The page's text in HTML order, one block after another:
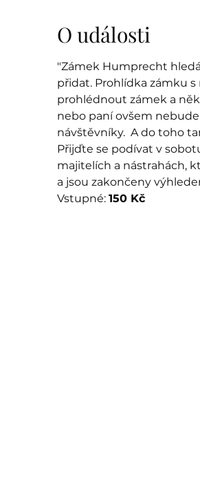
O události
"Zámek Humprecht
přidat. Prohlídka zámku s
prohlédnout zámek a
nebo paní ovšem
návštěvníky.  A do toho
Přijďte se podívat v
majitelích a nástrahách,
a jsou zakončeny
Vstupné: 150 Kč